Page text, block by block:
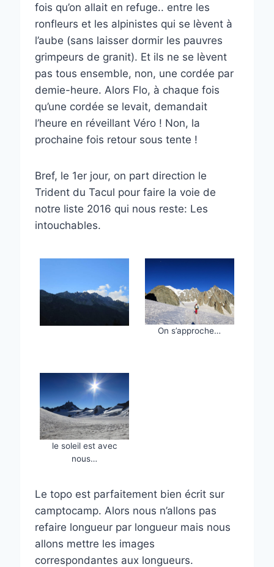
fois qu’on allait en refuge.. entre les
ronfleurs et les alpinistes qui se lèvent à
l’aube (sans laisser dormir les pauvres
grimpeurs de granit). Et ils ne se lèvent
pas tous ensemble, non, une cordée par
demie-heure. Alors Flo, à chaque fois
qu’une cordée se levait, demandait
l’heure en réveillant Véro ! Non, la
prochaine fois retour sous tente !
Bref, le 1er jour, on part direction le
Trident du Tacul pour faire la voie de
notre liste 2016 qui nous reste: Les
intouchables.
On s’approche…
le soleil est avec
nous…
Le topo est parfaitement bien écrit sur
camptocamp. Alors nous n’allons pas
refaire longueur par longueur mais nous
allons mettre les images
correspondantes aux longueurs.